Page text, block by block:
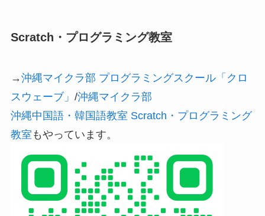
Scratch・プログラミング教室
→沖縄マイクラ部 プログラミングスクール「クロ
スウェーブ」 /沖縄マイクラ部
沖縄中国語・韓国語教室 Scratch・プログラミング
教室 もやっています。